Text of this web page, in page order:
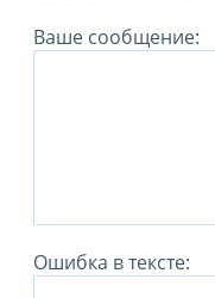
Ваше сообщение:
Ошибка в тексте: